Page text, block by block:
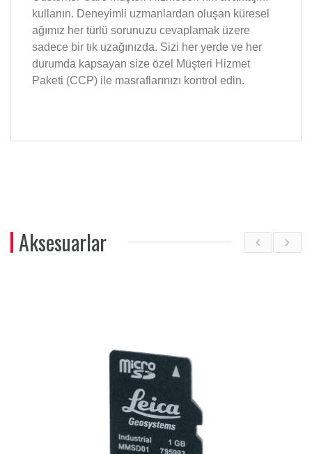
kullanın. Deneyimli uzmanlardan oluşan küresel
ağımız her türlü sorunuzu cevaplamak üzere
sadece bir tık uzağınızda. Sizi her yerde ve her
durumda kapsayan size özel Müşteri Hizmet
Paketi (CCP) ile masraflarınızı kontrol edin.
Aksesuarlar